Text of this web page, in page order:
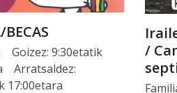
BECAS
Goizez: 9:30etatik
Arratsaldez:
17:00etara
/